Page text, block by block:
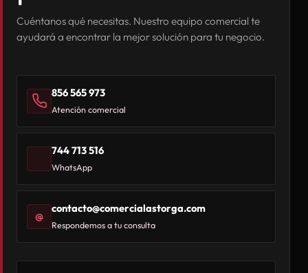
Cuéntanos qué necesitas. Nuestro equipo comercial te
ayudará a encontrar la mejor solución para tu negocio.
856 565 973
Atención comercial
744 713 516
WhatsApp
@
contacto@comercialastorga.com
Respondemos a tu consulta